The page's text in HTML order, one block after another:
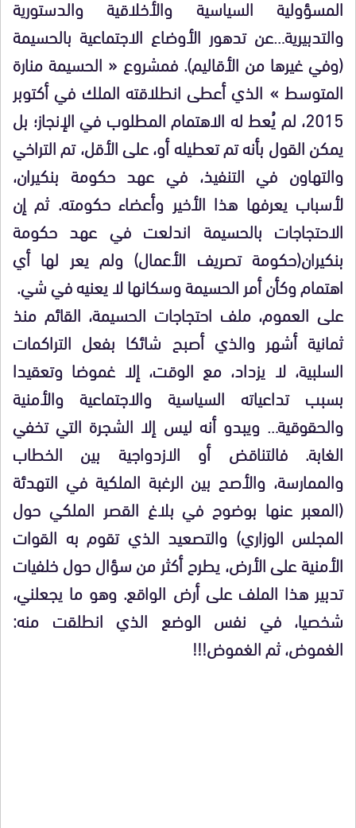
المسؤولية السياسية والأخلاقية والدستورية
والتدبيرية…عن تدهور الأوضاع الاجتماعية بالحسيمة
(وفي غيرها من الأقاليم). فمشروع « الحسيمة منارة
المتوسط » الذي أعطى انطلاقته الملك في أكتوبر
2015، لم يُعط له الاهتمام المطلوب في الإنجاز؛ بل
يمكن القول بأنه تم تعطيله أو، على الأقل، تم التراخي
والتهاون في التنفيذ، في عهد حكومة بنكيران،
لأسباب يعرفها هذا الأخير وأعضاء حكومته. ثم إن
الاحتجاجات بالحسيمة اندلعت في عهد حكومة
بنكيران(حكومة تصريف الأعمال) ولم يعر لها أي
اهتمام وكأن أمر الحسيمة وسكانها لا يعنيه في شي.
على العموم، ملف احتجاجات الحسيمة، القائم منذ
ثمانية أشهر والذي أصبح شائكا بفعل التراكمات
السلبية، لا يزداد، مع الوقت، إلا غموضا وتعقيدا
بسبب تداعياته السياسية والاجتماعية والأمنية
والحقوقية… ويبدو أنه ليس إلا الشجرة التي تخفي
الغابة. فالتناقض أو الازدواجية بين الخطاب
والممارسة، والأصح بين الرغبة الملكية في التهدئة
(المعبر عنها بوضوح في بلاغ القصر الملكي حول
المجلس الوزاري) والتصعيد الذي تقوم به القوات
الأمنية على الأرض، يطرح أكثر من سؤال حول خلفيات
تدبير هذا الملف على أرض الواقع. وهو ما يجعلني،
شخصيا، في نفس الوضع الذي انطلقت منه:
الغموض، ثم الغموض!!!